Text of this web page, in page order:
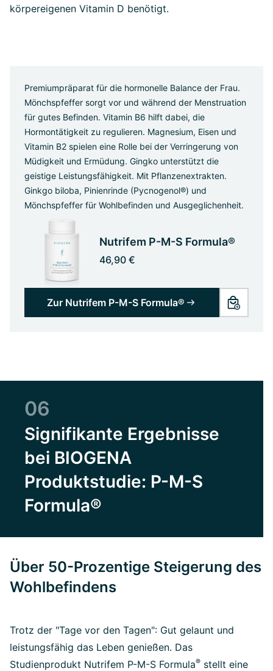
körpereigenen Vitamin D benötigt.
Premiumpräparat für die hormonelle Balance der Frau.
Mönchspfeffer sorgt vor und während der Menstruation
für gutes Befinden. Vitamin B6 hilft dabei, die
Hormontätigkeit zu regulieren. Magnesium, Eisen und
Vitamin B2 spielen eine Rolle bei der Verringerung von
Müdigkeit und Ermüdung. Gingko unterstützt die
geistige Leistungsfähigkeit. Mit Pflanzenextrakten.
Ginkgo biloba, Pinienrinde (Pycnogenol®) und
Mönchspfeffer für Wohlbefinden und Ausgeglichenheit.
Nutrifem P-M-S Formula®
46,90 €
Zur Nutrifem P-M-S Formula®
06
Signifikante Ergebnisse
bei BIOGENA
Produktstudie: P-M-S
Formula®
Über 50-Prozentige Steigerung des
Wohlbefindens
Trotz der "Tage vor den Tagen": Gut gelaunt und
leistungsfähig das Leben genießen. Das
Studienprodukt Nutrifem P-M-S Formula® stellt eine